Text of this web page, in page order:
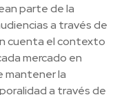
parte de la
a través de
cuenta el contexto
mercado en
mantener la
a través de